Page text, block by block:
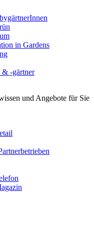
in Gardens
& -gärtner
und Angebote für Sie